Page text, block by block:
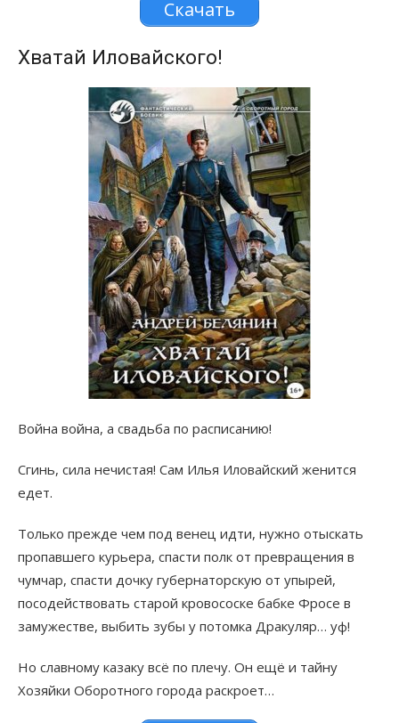
Скачать
Хватай Иловайского!
Война война, а свадьба по расписанию!
Сгинь, сила нечистая! Сам Илья Иловайский женится
едет.
Только прежде чем под венец идти, нужно отыскать
пропавшего курьера, спасти полк от превращения в
чумчар, спасти дочку губернаторскую от упырей,
посодействовать старой кровососке бабке Фросе в
замужестве, выбить зубы у потомка Дракуляр… уф!
Но славному казаку всё по плечу. Он ещё и тайну
Хозяйки Оборотного города раскроет…